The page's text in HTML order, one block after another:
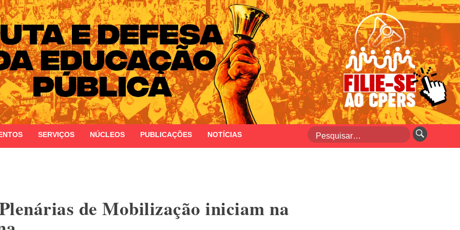
Estado do Rio Grande do Sul
SERVIÇOS NÚCLEOS PUBLICAÇÕES NOTÍCIAS
de Mobilização iniciam na